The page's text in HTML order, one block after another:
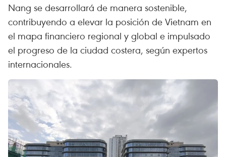
Nang se desarrollará de manera sostenible,
contribuyendo a elevar la posición de Vietnam en
el mapa financiero regional y global e impulsado
el progreso de la ciudad costera, según expertos
internacionales.